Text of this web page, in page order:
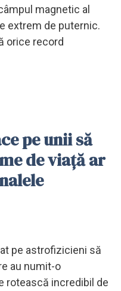
magnetic al
extrem de puternic.
orice record
pe unii să
de viață ar
pe astrofizicieni să
au numit-o
rotească incredibil de